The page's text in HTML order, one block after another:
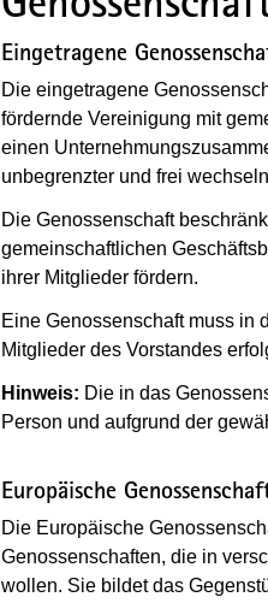
Eingetragene
Die eingetragene
fördernde Vereinigung mit
einen
unbegrenzter und frei
Die Genossenschaft
gemeinschaftlichen
ihrer Mitglieder fördern.
Eine Genossenschaft muss in
Mitglieder des Vorstandes
Hinweis: Die in das
Person und aufgrund der
Europäische
Die Europäische
Genossenschaften, die in
wollen. Sie bildet das